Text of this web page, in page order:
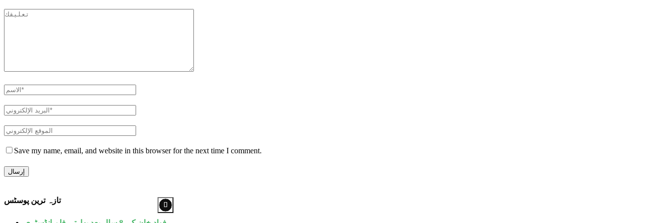
Save my name, email, and website in this browser for the next time I comment.
تازہ ترین پوسٹس